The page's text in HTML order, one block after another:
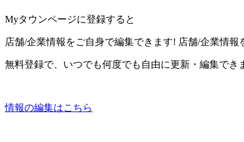
Myタウンページに登録すると
店舗/企業情報をご自身で編集できます! 店舗/企業情報
無料登録で、いつでも何度でも自由に更新・編集でき
情報の編集はこちら